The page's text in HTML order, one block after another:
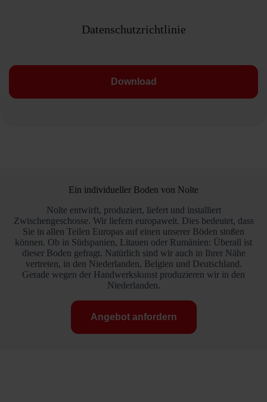
Datenschutzrichtlinie
Download
Ein individueller Boden von Nolte
Nolte entwirft, produziert, liefert und installiert
Zwischengeschosse. Wir liefern europaweit. Dies bedeutet, dass
Sie in allen Teilen Europas auf einen unserer Böden stoßen
können. Ob in Südspanien, Litauen oder Rumänien: Überall ist
dieser Boden gefragt. Natürlich sind wir auch in Ihrer Nähe
vertreten, in den Niederlanden, Belgien und Deutschland.
Gerade wegen der Handwerkskunst produzieren wir in den
Niederlanden.
Angebot anfordern